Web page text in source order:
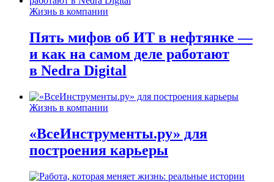
Жизнь в компании
Пять мифов об ИТ в нефтянке —
и как на самом деле работают
в Nedra Digital
Жизнь в компании
«ВсеИнструменты.ру» для
построения карьеры